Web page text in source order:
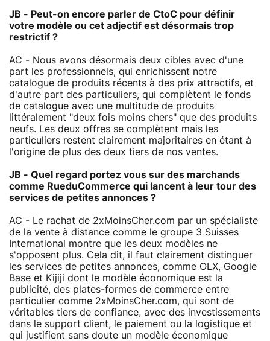
JB - Peut-on encore parler de CtoC pour définir
votre modèle ou cet adjectif est désormais trop
restrictif ?
AC - Nous avons désormais deux cibles avec d'une
part les professionnels, qui enrichissent notre
catalogue de produits récents à des prix attractifs, et
d'autre part des particuliers, qui complètent le fonds
de catalogue avec une multitude de produits
littéralement "deux fois moins chers" que des produits
neufs. Les deux offres se complètent mais les
particuliers restent clairement majoritaires en étant à
l'origine de plus des deux tiers de nos ventes.
JB - Quel regard portez vous sur des marchands
comme RueduCommerce qui lancent à leur tour des
services de petites annonces ?
AC - Le rachat de 2xMoinsCher.com par un spécialiste
de la vente à distance comme le groupe 3 Suisses
International montre que les deux modèles ne
s'opposent plus. Cela dit, il faut clairement distinguer
les services de petites annonces, comme OLX, Google
Base et Kijiji dont le modèle économique est la
publicité, des plates-formes de commerce entre
particulier comme 2xMoinsCher.com, qui sont de
véritables tiers de confiance, avec des investissements
dans le support client, le paiement ou la logistique et
qui justifient sans doute un modèle économique